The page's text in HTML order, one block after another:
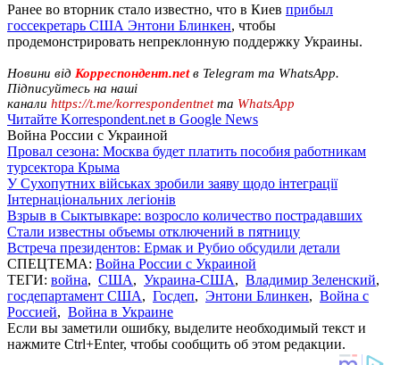
Ранее во вторник стало известно, что в Киев прибыл
госсекретарь США Энтони Блинкен, чтобы
продемонстрировать непреклонную поддержку Украины.
Новини від Корреспондент.netв Telegram та WhatsApp.
Підписуйтесь на наші
канали https://t.me/korrespondentnetта WhatsApp
Читайте Korrespondent.net в Google News
Война России с Украиной
Провал сезона: Москва будет платить пособия работникам
турсектора Крыма
У Сухопутних військах зробили заяву щодо інтеграції
Інтернаціональних легіонів
Взрыв в Сыктывкаре: возросло количество пострадавших
Стали известны объемы отключений в пятницу
Встреча президентов: Ермак и Рубио обсудили детали
СПЕЦТЕМА: Война России с Украиной
ТЕГИ: война, США, Украина-США, Владимир Зеленский,
госдепартамент США, Госдеп, Энтони Блинкен, Война с
Россией, Война в Украине
Если вы заметили ошибку, выделите необходимый текст и
нажмите Ctrl+Enter, чтобы сообщить об этом редакции.